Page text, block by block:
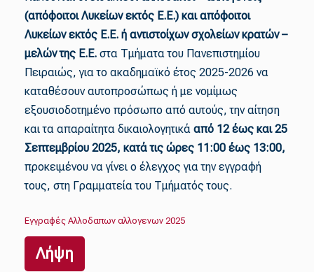
(απόφοιτοι Λυκείων εκτός Ε.Ε.) και απόφοιτοι
Λυκείων εκτός Ε.Ε. ή αντιστοίχων σχολείων κρατών –
μελών της Ε.Ε. στα Τμήματα του Πανεπιστημίου
Πειραιώς, για το ακαδημαϊκό έτος 2025-2026 να
καταθέσουν αυτοπροσώπως ή με νομίμως
εξουσιοδοτημένο πρόσωπο από αυτούς, την αίτηση
και τα απαραίτητα δικαιολογητικά από 12 έως και 25
Σεπτεμβρίου 2025, κατά τις ώρες 11:00 έως 13:00,
προκειμένου να γίνει ο έλεγχος για την εγγραφή
τους, στη Γραμματεία του Τμήματός τους.
Εγγραφές Αλλοδαπων αλλογενων 2025
Λήψη